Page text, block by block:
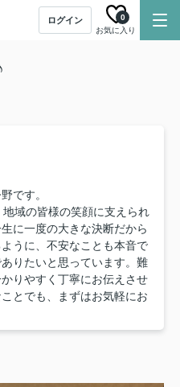
ログイン
お気に入り
0
です。
域の皆様の笑顔に支えられ
に一度の大きな決断だから
うに、不安なことも本音で
りたいと思っています。難
りやすく丁寧にお伝えさせ
とでも、まずはお気軽にお